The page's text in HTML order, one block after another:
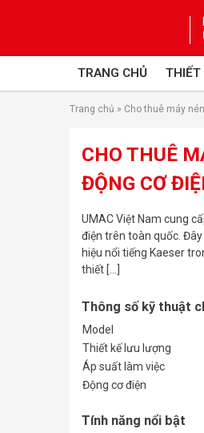
TRANG CHỦ THIẾT
Trang chủ » Cho thuê máy
CHO THUÊ
ĐỘNG CƠ
UMAC Việt Nam cung
điện trên toàn quốc.
hiệu nổi tiếng Kaeser
thiết […]
Thông số kỹ thuật
Model
Thiết kế lưu lượng
Áp suất làm việc
Động cơ điện
Tính năng nổi bật